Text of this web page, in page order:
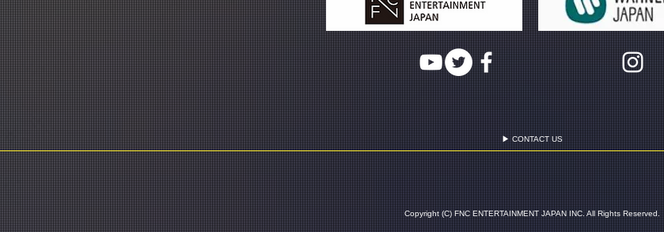
▶ CONTACT US
Copyright (C) FNC ENTERTAINMENT JAPAN INC. All Rights Reserved.